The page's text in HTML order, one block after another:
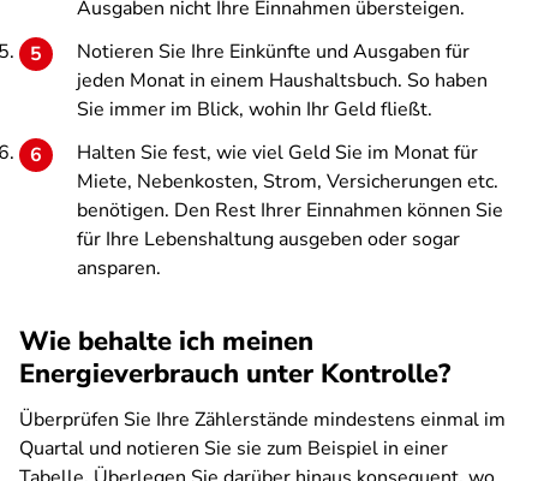
Ausgaben nicht Ihre Einnahmen übersteigen.
Notieren Sie Ihre Einkünfte und Ausgaben für
jeden Monat in einem Haushaltsbuch. So haben
Sie immer im Blick, wohin Ihr Geld fließt.
Halten Sie fest, wie viel Geld Sie im Monat für
Miete, Nebenkosten, Strom, Versicherungen etc.
benötigen. Den Rest Ihrer Einnahmen können Sie
für Ihre Lebenshaltung ausgeben oder sogar
ansparen.
Wie behalte ich meinen
Energieverbrauch unter Kontrolle?
Überprüfen Sie Ihre Zählerstände mindestens einmal im
Quartal und notieren Sie sie zum Beispiel in einer